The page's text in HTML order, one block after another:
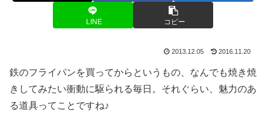
LINE コピー
2013.12.05 2016.11.20
鉄のフライパンを買ってからというもの、なんでも焼き焼
きしてみたい衝動に駆られる毎日。それぐらい、魅力のあ
る道具ってことですね♪